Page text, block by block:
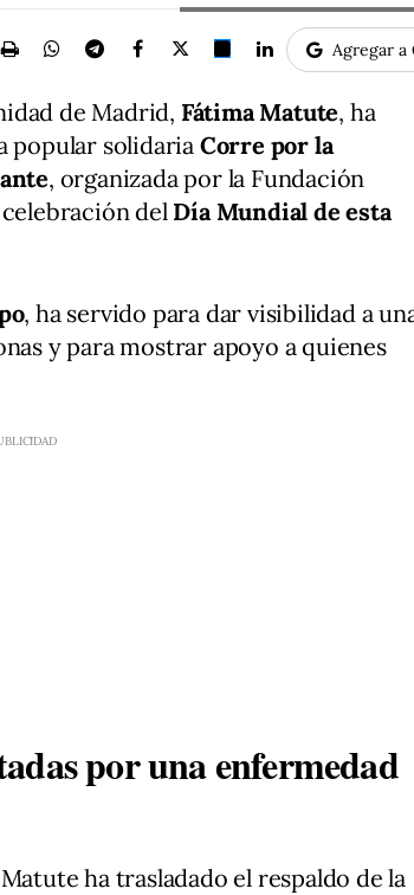
Agregar a
de Madrid, Fátima Matute, ha
popular solidaria Corre por la
, organizada por la Fundación
delDía Mundial de esta
, ha servido para dar visibilidad a
y para mostrar apoyo a quienes
por una enfermedad
ha trasladado el respaldo de la